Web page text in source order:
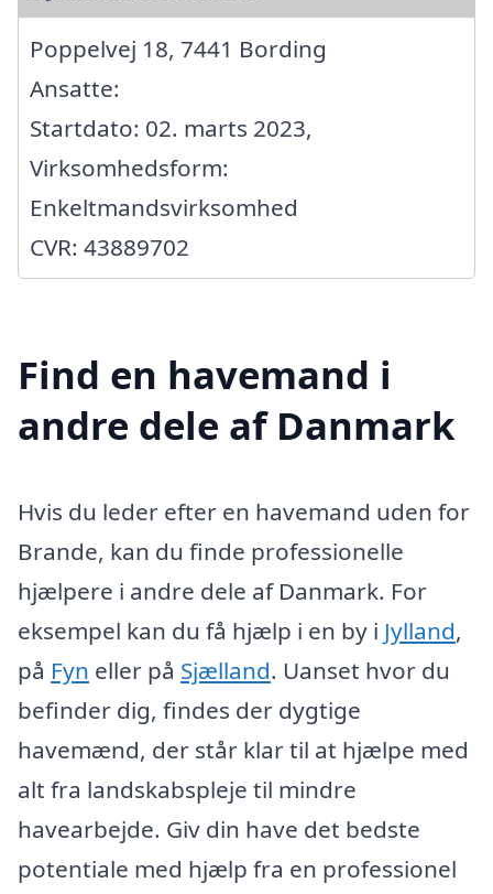
Poppelvej 18, 7441 Bording
Ansatte:
Startdato: 02. marts 2023,
Virksomhedsform:
Enkeltmandsvirksomhed
CVR: 43889702
Find en havemand i
andre dele af Danmark
Hvis du leder efter en havemand uden for
Brande, kan du finde professionelle
hjælpere i andre dele af Danmark. For
eksempel kan du få hjælp i en by i Jylland,
på Fyn eller på Sjælland. Uanset hvor du
befinder dig, findes der dygtige
havemænd, der står klar til at hjælpe med
alt fra landskabspleje til mindre
havearbejde. Giv din have det bedste
potentiale med hjælp fra en professionel